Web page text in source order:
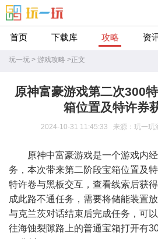
首页 下载库 攻略 资
玩一玩 > 游戏攻略 >正文
原神富豪游戏第二次300
箱位置及特许券
2024-10-31 11:45:33 来源：玩一玩
原神中富豪游戏是一个游戏内
务，本次带来第二阶段宝箱位置及
特许卷与黑板交互，查看线索后获
成此路不通任务，需要将储能装置
与克兰茨对话结束后完成任务，可
往海蚀裂隙路上的普通宝箱打开有